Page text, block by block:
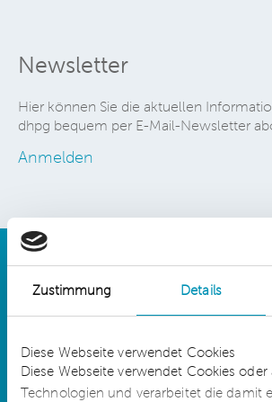
Zustimmung Details
Diese Webseite verwendet Cookies
Diese Webseite verwendet Cookies oder
Technologien und verarbeitet die damit
Newsletter
Hier können Sie die aktuellen
dhpg bequem per E-Mail-Newsletter
Anmelden
dhpg is an independent network member of